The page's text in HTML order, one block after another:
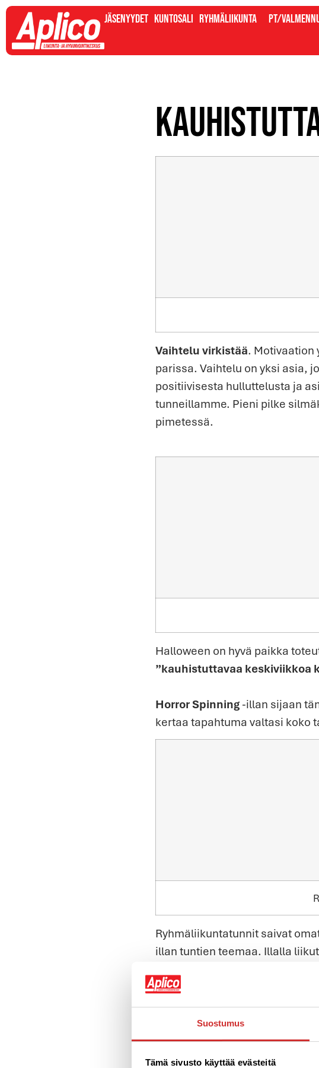
Suostumus
Tämä sivusto käyttää evästeitä
Jäsenyydet Kuntosali Ryhmäliikunta PT/
Vaihtelu virkistää. Motivaation
parissa. Vaihtelu on yksi asia,
positiivisesta hulluttelusta ja
tunneillamme. Pieni pilke
pimetessä.
Halloween on hyvä paikka
”kauhistuttavaa keskiviikkoa
Horror Spinning-illan sijaan
kertaa tapahtuma valtasi koko
Ryhmäliikuntatunnit saivat
illan tuntien teemaa. Illalla
päällä. Illan paras asu palkittiin
asulla.